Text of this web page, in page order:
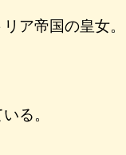
ア帝国の皇女。
る。